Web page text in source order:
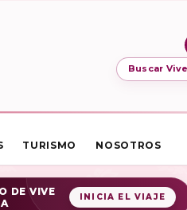
Buscar
TURISMO NOSOTROS
DE VIVE
INICIA EL VIAJE